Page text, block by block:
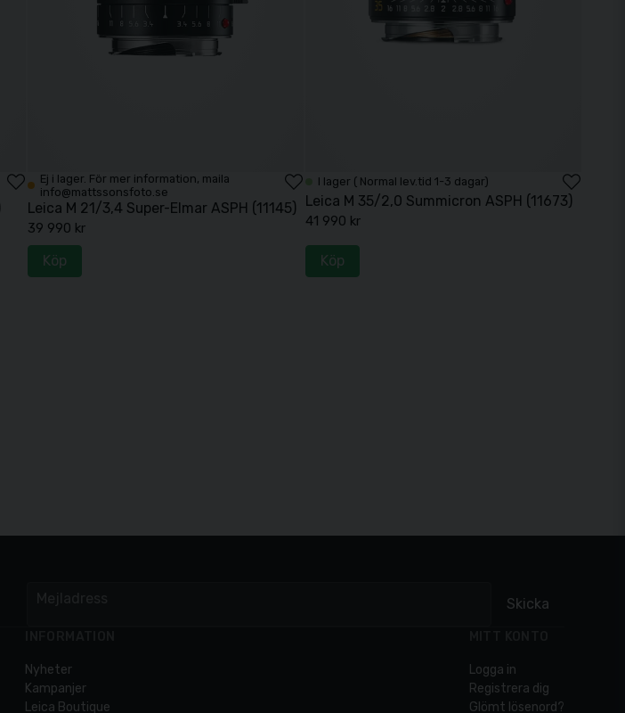
Ej i lager. För mer information, maila
info@mattssonsfoto.se
Leica M 21/3,4 Super-Elmar ASPH (11145)
39 990 kr
Köp
I lager ( Normal lev.tid 1-3 dagar)
Leica M 35/2,0 Summicron ASPH (11673)
41 990 kr
Köp
Skicka
Nyheter
Kampanjer
Leica Boutique
Logga in
Registrera dig
Glömt lösenord?